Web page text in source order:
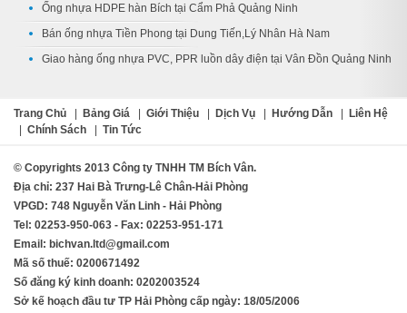
Ống nhựa HDPE hàn Bích tại Cẩm Phả Quảng Ninh
Bán ống nhựa Tiền Phong tại Dung Tiến,Lý Nhân Hà Nam
Giao hàng ống nhựa PVC, PPR luồn dây điện tại Vân Đồn Quảng Ninh
Trang Chủ Bảng Giá Giới Thiệu Dịch Vụ Hướng Dẫn
Liên Hệ
Chính Sách Tin Tức
© Copyrights 2013 Công ty TNHH TM Bích Vân.
Địa chỉ: 237 Hai Bà Trưng-Lê Chân-Hải Phòng
VPGD: 748 Nguyễn Văn Linh - Hải Phòng
Tel: 02253-950-063 - Fax: 02253-951-171
Email: bichvan.ltd@gmail.com
Mã số thuế: 0200671492
Số đăng ký kinh doanh: 0202003524
Sở kế hoạch đầu tư TP Hải Phòng cấp ngày: 18/05/2006